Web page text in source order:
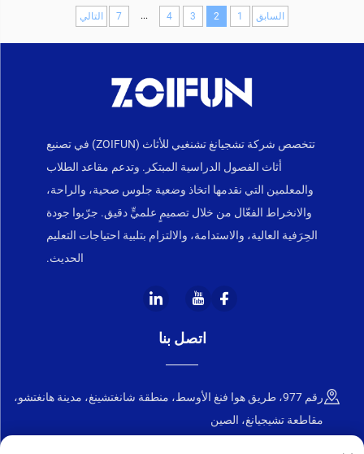
السابق 1
2
3
4
...
7 التالي
تتخصص شركة تشجيانغ تشنغيي للأثاث (ZOIFUN) في تصنيع
أثاث الفصول الدراسية المبتكر. وتدعم مقاعد الطلاب
والمعلمين التي نقدمها اتخاذ وضعية جلوس صحية، والراحة،
والانخراط الفعّال من خلال تصميمٍ علميٍّ دقيق. جرّبوا جودة
الحِرَفية العالية، والاستدامة، والالتزام بتلبية احتياجات التعليم
الحديث.
اتصل بنا
رقم 977، طريق هوا فنغ الأوسط، منطقة شانغتشينغ، مدينة هانغتشو،
مقاطعة تشيجيانغ، الصين